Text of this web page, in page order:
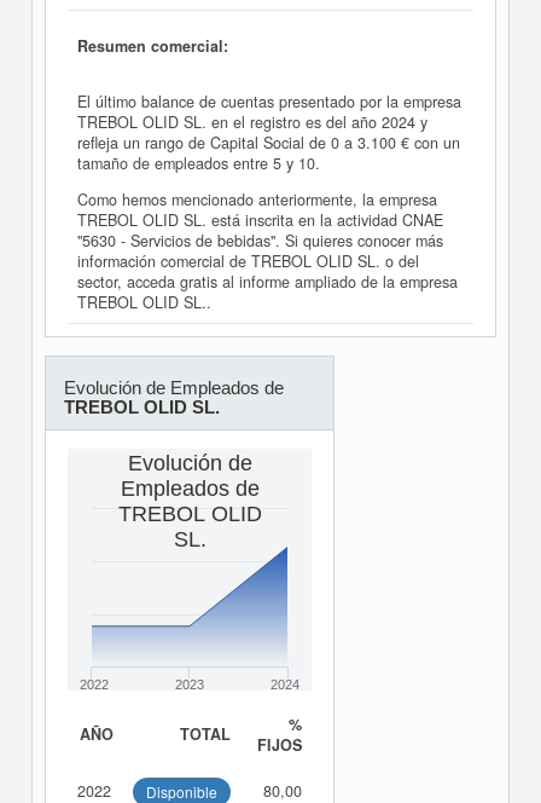
Resumen comercial:
El último balance de cuentas presentado por la empresa
TREBOL OLID SL. en el registro es del año 2024 y
refleja un rango de Capital Social de 0 a 3.100 € con un
tamaño de empleados entre 5 y 10.
Como hemos mencionado anteriormente, la empresa
TREBOL OLID SL. está inscrita en la actividad CNAE
"5630 - Servicios de bebidas". Si quieres conocer más
información comercial de TREBOL OLID SL. o del
sector, acceda gratis al informe ampliado de la empresa
TREBOL OLID SL..
Evolución de Empleados de
TREBOL OLID SL.
Evolución de
Empleados de
TREBOL OLID
SL.
2022 2023 2024
AÑO TOTAL
%
FIJOS
2022 Disponible 80,00